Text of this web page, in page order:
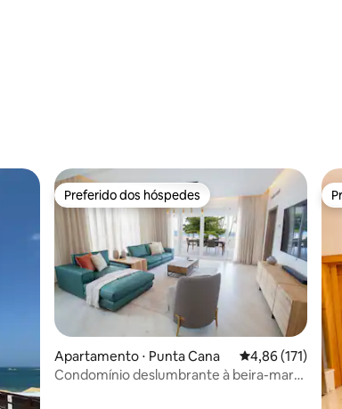
Preferido dos hóspedes
Preferido dos hóspedes
Apartamento ⋅ Punta Cana 4,86 de uma
4,86 (171)
Condomínio deslumbrante à beira-mar